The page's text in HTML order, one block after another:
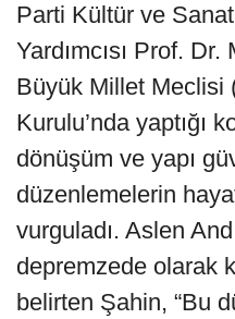
Parti Kültür ve
Yardımcısı Prof.
Büyük Millet Meclisi
Kurulu’nda yaptığı
dönüşüm ve yapı
düzenlemelerin
vurguladı. Aslen
depremzede olarak
belirten Şahin, “Bu